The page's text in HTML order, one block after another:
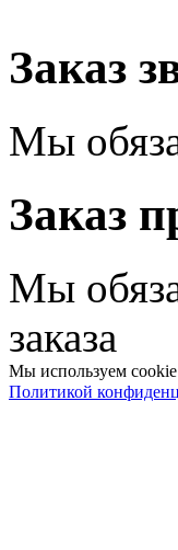
Заказ
Мы
Заказ
Мы
заказа
Мы используем cookie
Политикой